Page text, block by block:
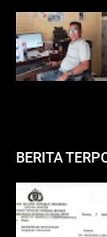
BERITA